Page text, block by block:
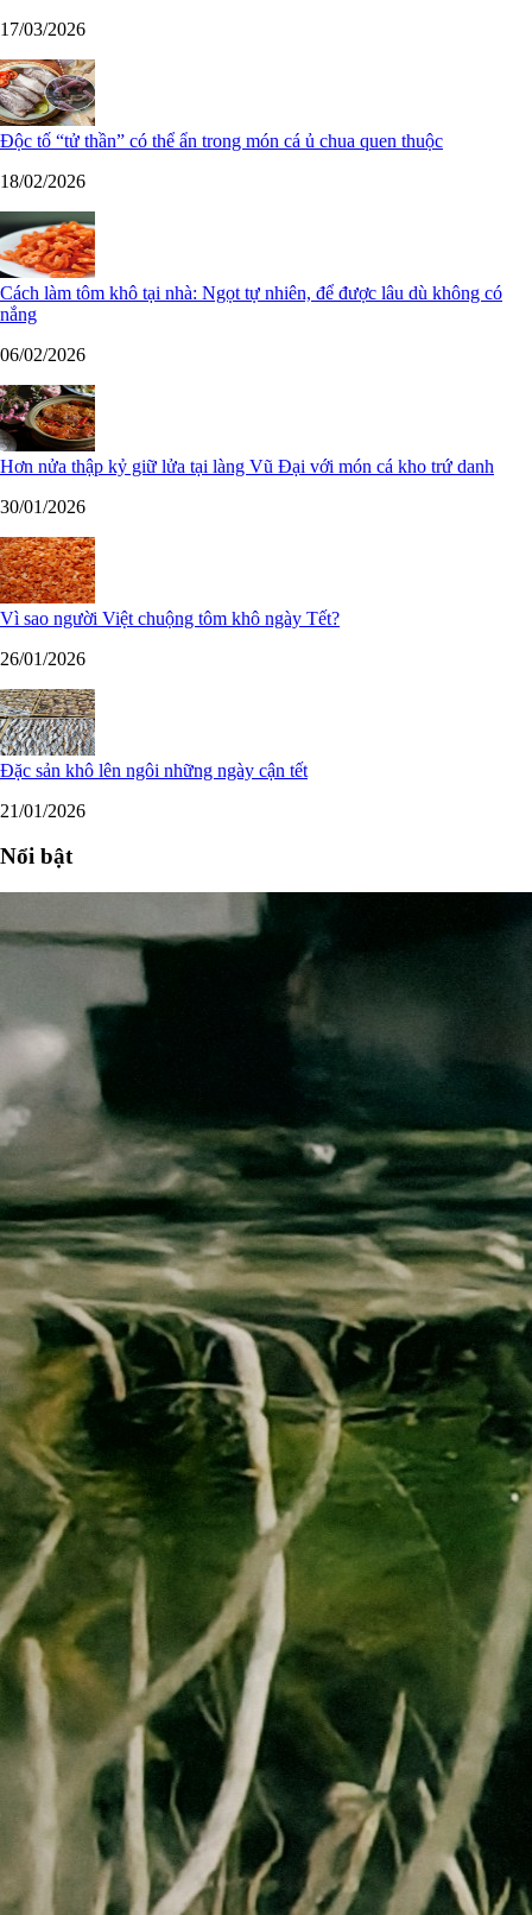
17/03/2026
Độc tố “tử thần” có thể ẩn trong món cá ủ chua quen thuộc
18/02/2026
Cách làm tôm khô tại nhà: Ngọt tự nhiên, để được lâu dù không có
nắng
06/02/2026
Hơn nửa thập kỷ giữ lửa tại làng Vũ Đại với món cá kho trứ danh
30/01/2026
Vì sao người Việt chuộng tôm khô ngày Tết?
26/01/2026
Đặc sản khô lên ngôi những ngày cận tết
21/01/2026
Nổi bật